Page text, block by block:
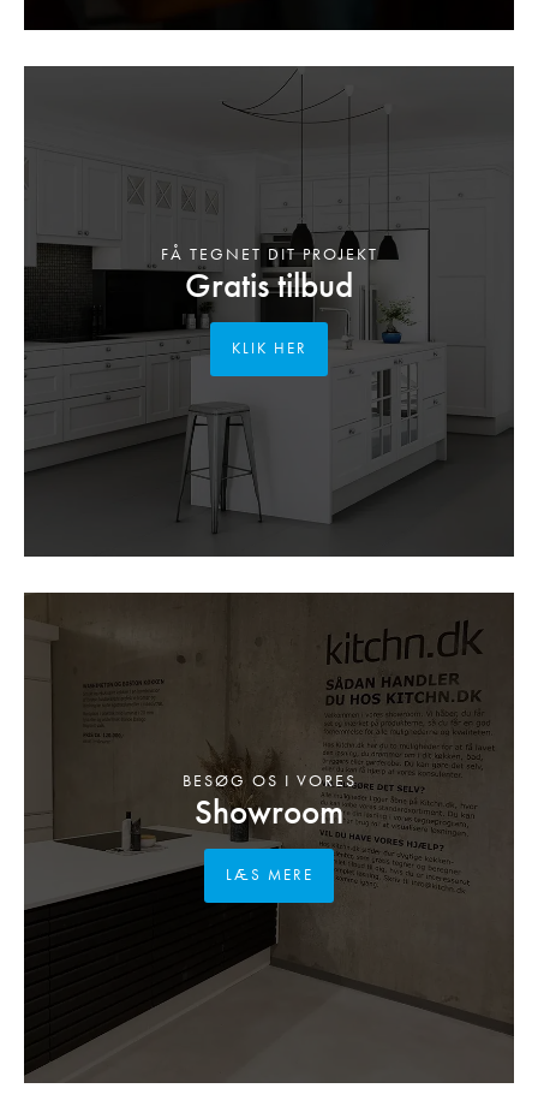
Gratis tilbud
FÅ TEGNET DIT PROJEKT
KLIK HER
Showroom
BESØG OS I VORES
LÆS MERE